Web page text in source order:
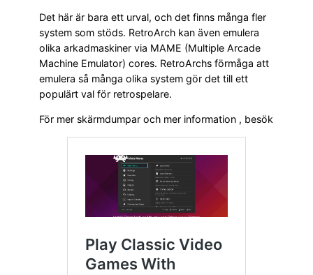
Det här är bara ett urval, och det finns många fler
system som stöds. RetroArch kan även emulera
olika arkadmaskiner via MAME (Multiple Arcade
Machine Emulator) cores. RetroArchs förmåga att
emulera så många olika system gör det till ett
populärt val för retrospelare.
För mer skärmdumpar och mer information , besök